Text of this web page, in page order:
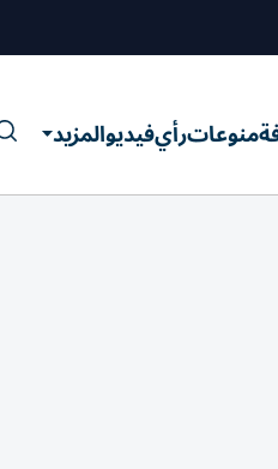
منوعاترأيفيديوالمزيد